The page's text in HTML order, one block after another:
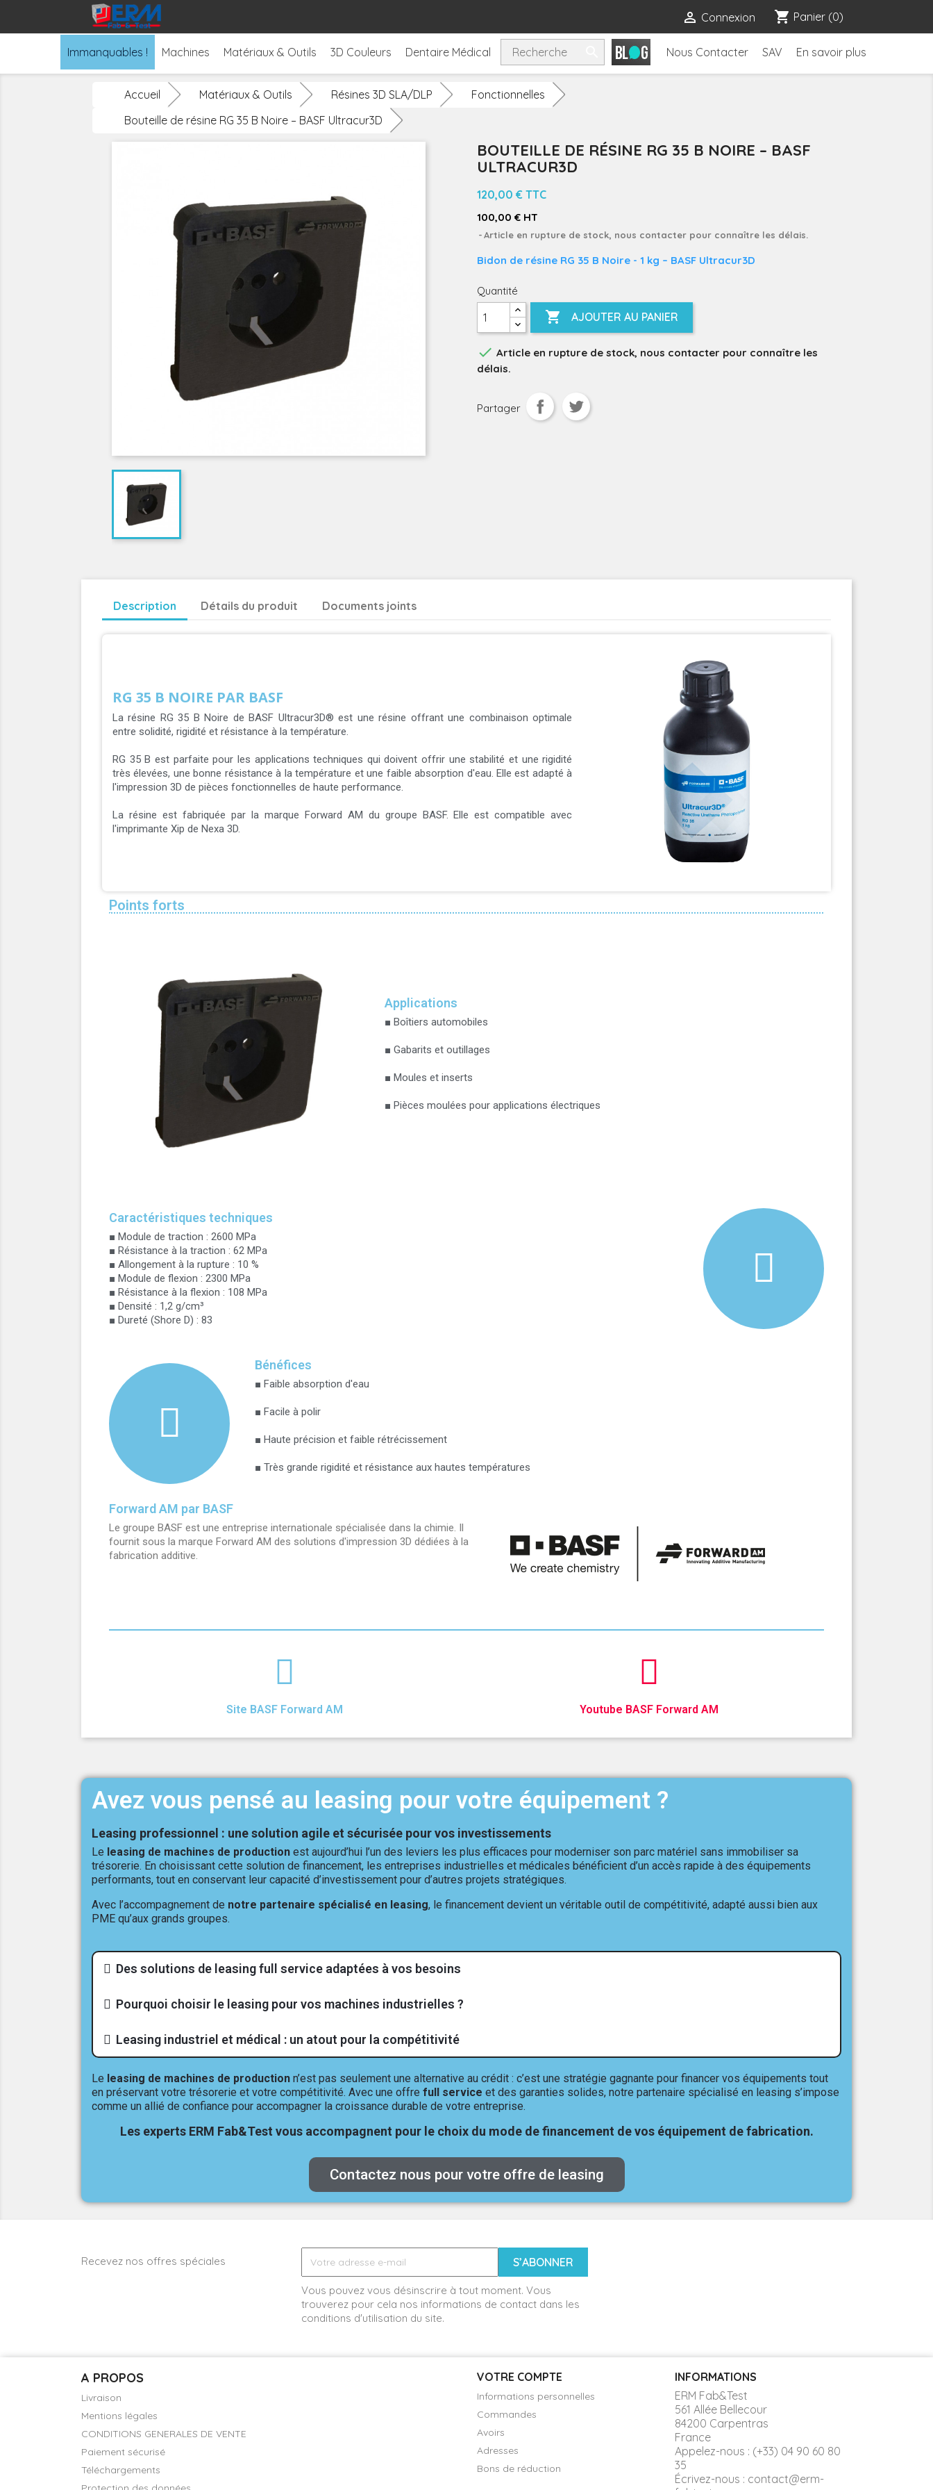
 Connexion shopping_cart Panier (0)
Immanquables ! Machines Matériaux & Outils 3D Couleurs Dentaire Médical Nous Contacter SAV En savoir plus
Accueil Matériaux & Outils Résines 3D SLA/DLP
Fonctionnelles
Bouteille de résine RG 35 B Noire – BASF Ultracur3D
BOUTEILLE DE RÉSINE RG 35 B NOIRE – BASF
ULTRACUR3D
120,00 € TTC
100,00 € HT
Article en rupture de stock, nous contacter pour connaître les délais.
Bidon de résine RG 35 B Noire - 1 kg – BASF Ultracur3D
Quantité
 AJOUTER AU PANIER
 Article en rupture de stock, nous contacter pour connaître les
délais.
Partager
Description Détails du produit Documents joints
RG 35 B NOIRE PAR BASF
La résine RG 35 B Noire de BASF Ultracur3D® est une résine offrant une combinaison optimale
entre solidité, rigidité et résistance à la température.
RG 35 B est parfaite pour les applications techniques qui doivent offrir une stabilité et une rigidité
très élevées, une bonne résistance à la température et une faible absorption d'eau. Elle est adapté à
l'impression 3D de pièces fonctionnelles de haute performance.
La résine est fabriquée par la marque Forward AM du groupe BASF. Elle est compatible avec
l'imprimante Xip de Nexa 3D.
Points forts
Applications
■ Boîtiers automobiles
■ Gabarits et outillages
■ Moules et inserts
■ Pièces moulées pour applications électriques
Caractéristiques techniques
■ Module de traction : 2600 MPa
■ Résistance à la traction : 62 MPa
■ Allongement à la rupture : 10 %
■ Module de flexion : 2300 MPa
■ Résistance à la flexion : 108 MPa
■ Densité : 1,2 g/cm³
■ Dureté (Shore D) : 83
Bénéfices
■ Faible absorption d'eau
■ Facile à polir
■ Haute précision et faible rétrécissement
■ Très grande rigidité et résistance aux hautes températures
Forward AM par BASF
Le groupe BASF est une entreprise internationale spécialisée dans la chimie. Il
fournit sous la marque Forward AM des solutions d'impression 3D dédiées à la
fabrication additive.
Site BASF Forward AM Youtube BASF Forward AM
Avez vous pensé au leasing pour votre équipement ?
Leasing professionnel : une solution agile et sécurisée pour vos investissements
Le leasing de machines de production est aujourd’hui l’un des leviers les plus efficaces pour moderniser son parc matériel sans immobiliser sa
trésorerie. En choisissant cette solution de financement, les entreprises industrielles et médicales bénéficient d’un accès rapide à des équipements
performants, tout en conservant leur capacité d’investissement pour d’autres projets stratégiques.
Avec l’accompagnement de notre partenaire spécialisé en leasing, le financement devient un véritable outil de compétitivité, adapté aussi bien aux
PME qu’aux grands groupes.
Des solutions de leasing full service adaptées à vos besoins
Pourquoi choisir le leasing pour vos machines industrielles ?
Leasing industriel et médical : un atout pour la compétitivité
Le leasing de machines de production n’est pas seulement une alternative au crédit : c’est une stratégie gagnante pour financer vos équipements tout
en préservant votre trésorerie et votre compétitivité. Avec une offre full service et des garanties solides, notre partenaire spécialisé en leasing s’impose
comme un allié de confiance pour accompagner la croissance durable de votre entreprise.
Les experts ERM Fab&Test vous accompagnent pour le choix du mode de financement de vos équipement de fabrication.
Contactez nous pour votre offre de leasing
Recevez nos offres spéciales
Vous pouvez vous désinscrire à tout moment. Vous
trouverez pour cela nos informations de contact dans les
conditions d'utilisation du site.
A PROPOS
Livraison
Mentions légales
CONDITIONS GENERALES DE VENTE
Paiement sécurisé
Téléchargements
VOTRE COMPTE
Informations personnelles
Commandes
Avoirs
Adresses
Bons de réduction
INFORMATIONS
ERM Fab&Test
561 Allée Bellecour
84200 Carpentras
France
Appelez-nous : (+33) 04 90 60 80
35
Écrivez-nous : contact@erm-